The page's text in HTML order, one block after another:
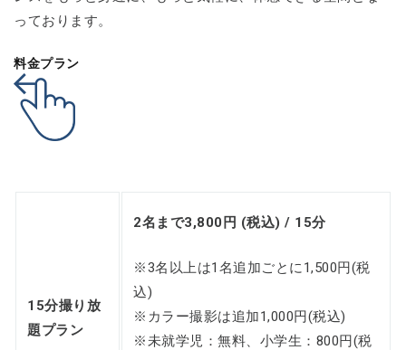
っております。
料金プラン
15分撮り放
題プラン
2名まで3,800円 (税込) / 15分
※3名以上は1名追加ごとに1,500円(税
込)
※カラー撮影は追加1,000円(税込)
※未就学児：無料、小学生：800円(税